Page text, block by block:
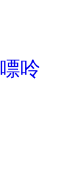
呤